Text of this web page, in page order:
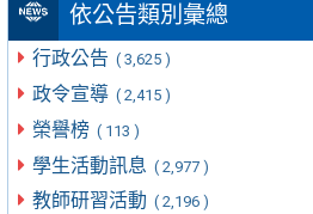
依公告類別彙總
行政公告 ( 3,625 )
政令宣導 ( 2,415 )
榮譽榜 ( 113 )
學生活動訊息 ( 2,977 )
教師研習活動 ( 2,196 )